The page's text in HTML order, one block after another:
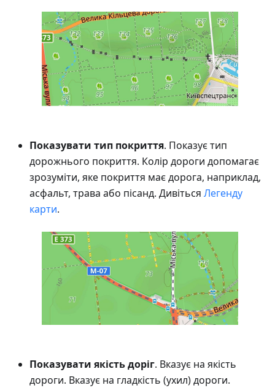
Показувати тип покриття. Показує тип
дорожнього покриття. Колір дороги допомагає
зрозуміти, яке покриття має дорога, наприклад,
асфальт, трава або пісанд. Дивіться Легенду
карти.
Показувати якість доріг. Вказує на якість
дороги. Вказує на гладкість (ухил) дороги.